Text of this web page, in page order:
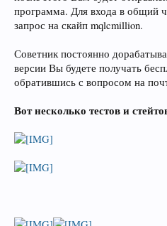
программа. Для входа в общий
запрос на скайп mqlcmillion.
Советник постоянно
версии Вы будете получать
обратившись с вопросом на
Вот несколько тестов и